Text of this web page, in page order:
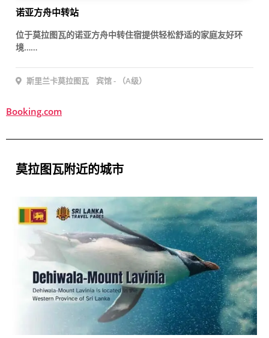
诺亚方舟中转站
位于莫拉图瓦的诺亚方舟中转住宿提供轻松舒适的家庭友好环
境……
斯里兰卡莫拉图瓦 宾馆 - （A级）
Booking.com
莫拉图瓦附近的城市